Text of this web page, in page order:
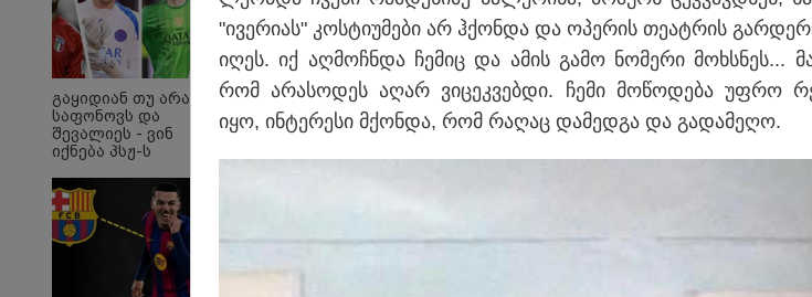
კატეგორიის
გაყიდიან თუ არა
საფონოვს და
შევალიეს - ვინ
იქნება პსჟ-ს
"ივე­რი­ას" კოს­ტი­უ­მე­ბი არ ჰქონ­და და ოპე­რის თე­ატ­რის
ი­ღეს. იქ აღ­მოჩ­ნდა ჩე­მიც და ამის გამო ნო­მე­რი მოხ­სნეს...
რომ არა­სო­დეს აღარ ვი­ცეკ­ვებ­დი. ჩემი მო­წო­დე­ბა უფრო
იყო, ინ­ტე­რე­სი მქონ­და, რომ რა­ღაც და­მედ­გა და გა­და­მე­ღო.